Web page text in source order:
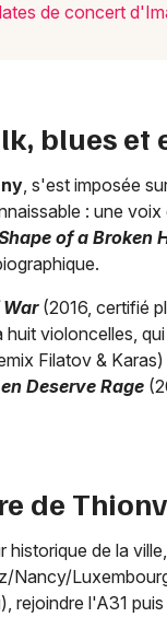
de concert
blues et
, s'est imposée
: une
of a Broken
(2016, certifié
violoncelles,
Filatov &
Deserve Rage
de
de la
Nancy/
rejoindre l'A31